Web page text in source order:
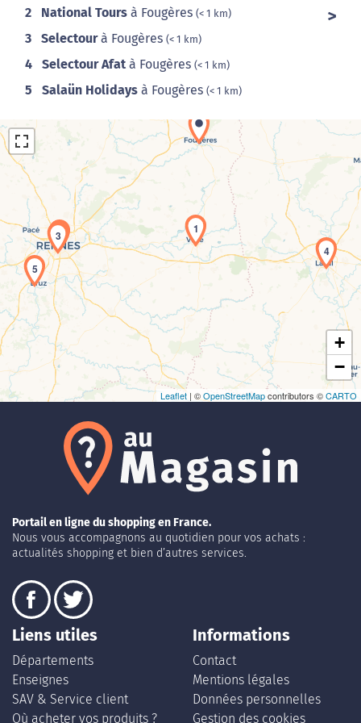
2 National Tours à Fougères (< 1 km)
3 Selectourà Fougères (< 1 km)
4 Selectour Afat à Fougères (< 1 km)
5 Salaün Holidays à Fougères (< 1 km)
Chargement de la carte en cours...
1
2
3
4
5
+
−
Leaflet | ©OpenStreetMapcontributors ©CARTO
Portail en ligne du shopping en France.
Nous vous accompagnons au quotidien pour vos achats :
actualités shopping et bien d’autres services.
Liens utiles
Départements
Enseignes
SAV & Service client
Où acheter vos produits ?
Informations
Contact
Mentions légales
Données personnelles
Gestion des cookies